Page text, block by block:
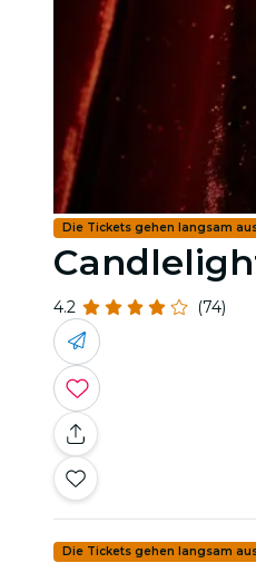
Die Tickets gehen langsam
4.2 (74)
Die Tickets gehen langsam